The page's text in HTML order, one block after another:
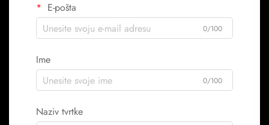
E-pošta
0/100
Ime
0/100
Naziv tvrtke